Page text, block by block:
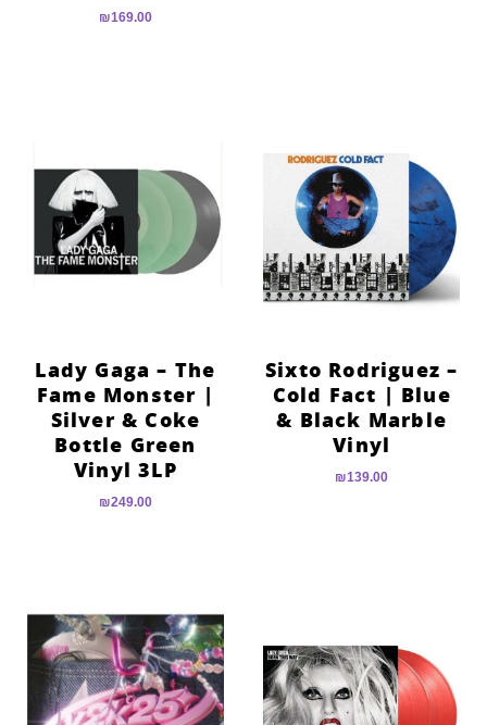
₪169.00
Sixto Rodriguez –
Cold Fact | Blue
& Black Marble
Vinyl
₪139.00
Lady Gaga – The
Fame Monster |
Silver & Coke
Bottle Green
Vinyl 3LP
₪249.00